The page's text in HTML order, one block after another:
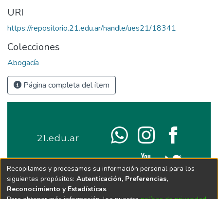
URI
https://repositorio.21.edu.ar/handle/ues21/18341
Colecciones
Abogacía
Página completa del ítem
Recopilamos y procesamos su información personal para los
siguientes propósitos: Autenticación, Preferencias,
Reconocimiento y Estadísticas.